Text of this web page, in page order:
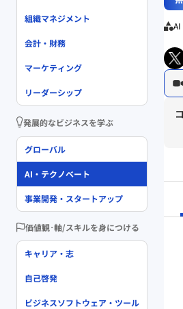
AI
組織マネジメント
会計・財務
マーケティング
リーダーシップ
発展的なビジネスを学ぶ
グローバル
AI・テクノベート
事業開発・スタートアップ
価値観･軸/スキルを身につける
キャリア・志
自己啓発
ビジネスソフトウェア・ツール